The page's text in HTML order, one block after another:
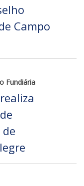
Campo
Fundiária